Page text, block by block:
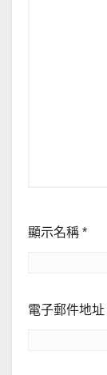
顯示名稱 *
電子郵件地址